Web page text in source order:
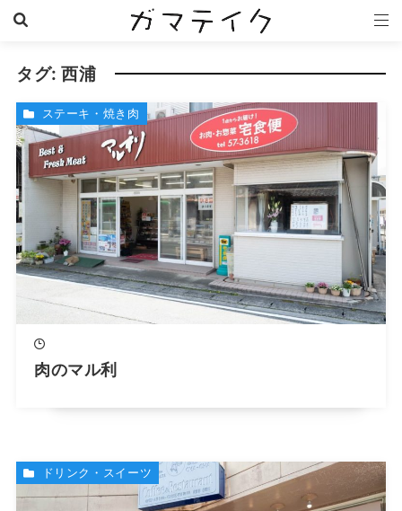
タグ:西浦
肉のマル利
ステーキ・焼き肉
ドリンク・スイーツ